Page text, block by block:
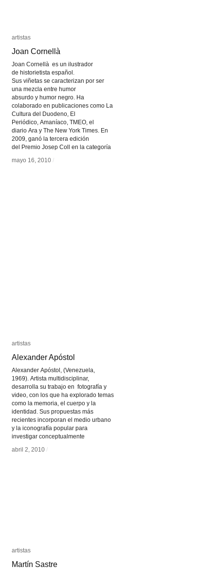
artistas
Joan Cornellà
Joan Cornellà es un ilustrador
de historietista español.
Sus viñetas se caracterizan por ser
una mezcla entre humor
absurdo y humor negro. Ha
colaborado en publicaciones como La
Cultura del Duodeno, El
Periódico, Amaníaco, TMEO, el
diario Ara y The New York Times. En
2009, ganó la tercera edición
del Premio Josep Coll en la categoría
mayo 16, 2010 /
artistas
Joan Cornellà
mayo 16, 2010 /
artistas
Alexander Apóstol
Alexander Apóstol, (Venezuela,
1969). Artista multidisciplinar,
desarrolla su trabajo en fotografía y
video, con los que ha explorado temas
como la memoria, el cuerpo y la
identidad. Sus propuestas más
recientes incorporan el medio urbano
y la iconografía popular para
investigar conceptualmente
abril 2, 2010 /
artistas
Alexander Apóstol
abril 2, 2010 /
artistas
Martín Sastre
artistas
Martín Sastre